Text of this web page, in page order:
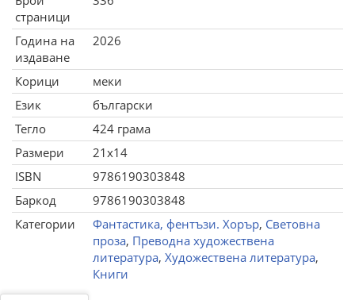
страници
Година на
издаване
2026
Корици
меки
Език
български
Тегло
424 грама
Размери
21x14
ISBN
9786190303848
Баркод
9786190303848
Категории
Фантастика, фентъзи. Хорър, Световна
проза, Преводна художествена
литература, Художествена литература,
Книги